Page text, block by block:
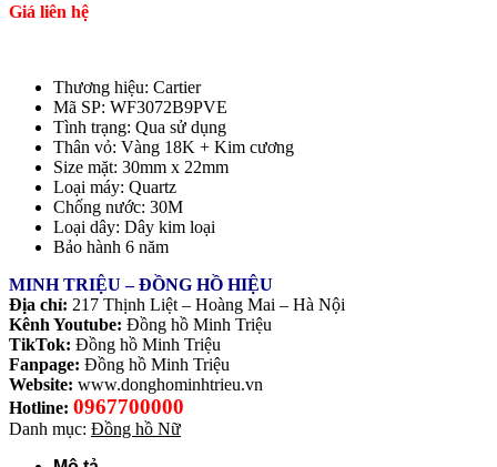
Giá liên hệ
Thương hiệu: Cartier
Mã SP: WF3072B9PVE
Tình trạng: Qua sử dụng
Thân vỏ: Vàng 18K + Kim cương
Size mặt: 30mm x 22mm
Loại máy: Quartz
Chống nước: 30M
Loại dây: Dây kim loại
Bảo hành 6 năm
MINH TRIỆU – ĐỒNG HỒ HIỆU
Địa chỉ: 217 Thịnh Liệt – Hoàng Mai – Hà Nội
Kênh Youtube: Đồng hồ Minh Triệu
TikTok: Đồng hồ Minh Triệu
Fanpage: Đồng hồ Minh Triệu
Website: www.donghominhtrieu.vn
Hotline: 0967700000
Danh mục: Đồng hồ Nữ